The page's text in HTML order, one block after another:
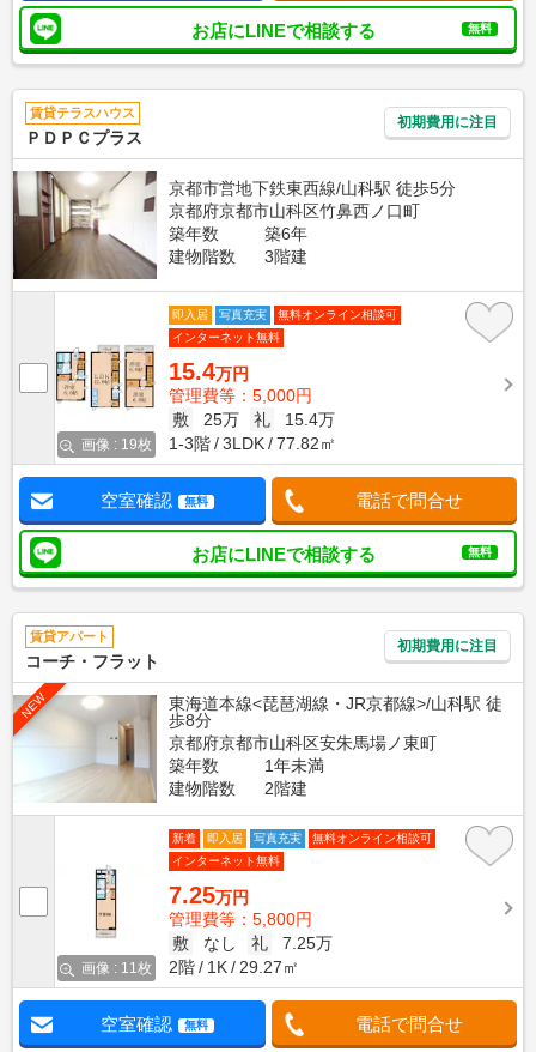
お店にLINEで相談する 無料
賃貸テラスハウス
ＰＤＰＣプラス
初期費用に注目
京都市営地下鉄東西線/山科駅 徒歩5分
京都府京都市山科区竹鼻西ノ口町
築年数
築6年
建物階数
3階建
画像 : 19枚
即入居 写真充実
無料オンライン相談可
インターネット無料
15.4万円
管理費等：5,000円
敷
25万 礼
15.4万
1-3階
3LDK 77.82㎡
空室確認 無料 電話で問合せ
お店にLINEで相談する 無料
賃貸アパート
コーチ・フラット
初期費用に注目
NEW
東海道本線<琵琶湖線・JR京都線>/山科駅 徒
歩8分
京都府京都市山科区安朱馬場ノ東町
築年数
1年未満
建物階数
2階建
画像 : 11枚
新着 即入居 写真充実
無料オンライン相談可
インターネット無料
7.25万円
管理費等：5,800円
敷
なし 礼
7.25万
2階
1K 29.27㎡
空室確認 無料 電話で問合せ